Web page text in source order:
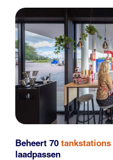
Beheert 70 tankstations
laadpassen